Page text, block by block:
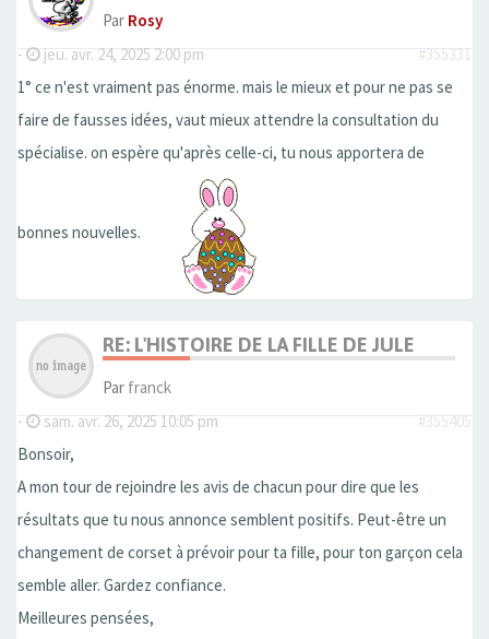
Par Rosy
-
jeu. avr. 24, 2025 2:00 pm
#355331
1° ce n'est vraiment pas énorme. mais le mieux et pour ne pas se
faire de fausses idées, vaut mieux attendre la consultation du
spécialise. on espère qu'après celle-ci, tu nous apportera de
bonnes nouvelles.
RE: L'HISTOIRE DE LA FILLE DE JULE
Par franck
-
sam. avr. 26, 2025 10:05 pm
#355405
Bonsoir,
A mon tour de rejoindre les avis de chacun pour dire que les
résultats que tu nous annonce semblent positifs. Peut-être un
changement de corset à prévoir pour ta fille, pour ton garçon cela
semble aller. Gardez confiance.
Meilleures pensées,